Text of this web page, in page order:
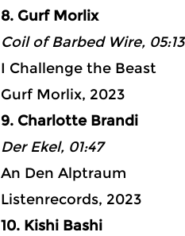
8. Gurf Morlix
Coil of Barbed Wire, 05:13
I Challenge the Beast
Gurf Morlix, 2023
9. Charlotte Brandi
Der Ekel, 01:47
An Den Alptraum
Listenrecords, 2023
10. Kishi Bashi